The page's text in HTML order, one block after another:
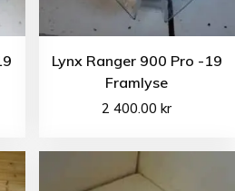
Lynx Ranger 900 Pro -19
Framlyse
2 400.00kr